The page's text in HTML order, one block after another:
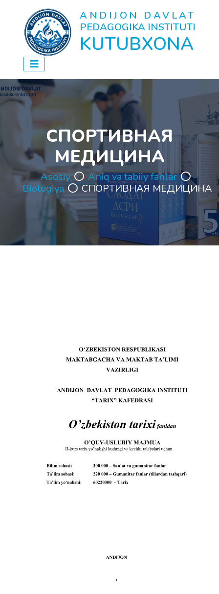
ANDIJON DAVLAT
PEDAGOGIKA INSTITUTI
KUTUBXONA
СПОРТИВНАЯ
МЕДИЦИНА
Asosiy
Aniq va tabiiy fanlar
Biologiya
СПОРТИВНАЯ МЕДИЦИНА